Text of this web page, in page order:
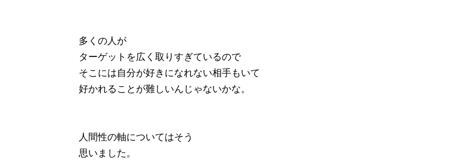
多くの人が
ターゲットを広く取りすぎているので
そこには自分が好きになれない相手もいて
好かれることが難しいんじゃないかな。
人間性の軸についてはそう
思いました。